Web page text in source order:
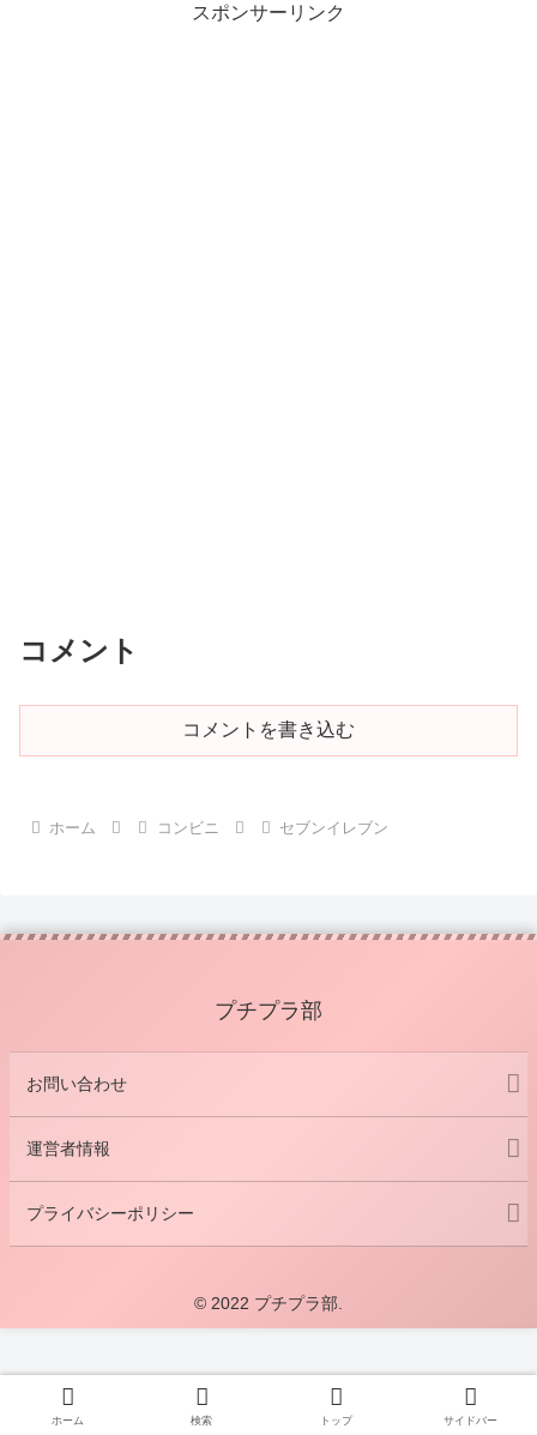
スポンサーリンク
コメント
コメントを書き込む
ホーム コンビニ セブンイレブン
プチプラ部
お問い合わせ
運営者情報
プライバシーポリシー
© 2022 プチプラ部.
ホーム 検索 トップ サイドバー